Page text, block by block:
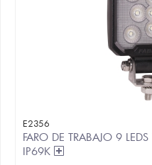
E2356
FARO DE TRABAJO 9
IP69K